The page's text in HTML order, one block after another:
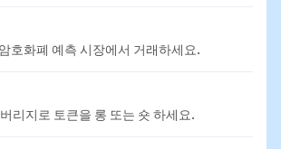
호화폐 예측 시장에서 거래하세요.
리지로 토큰을 롱 또는 숏 하세요.